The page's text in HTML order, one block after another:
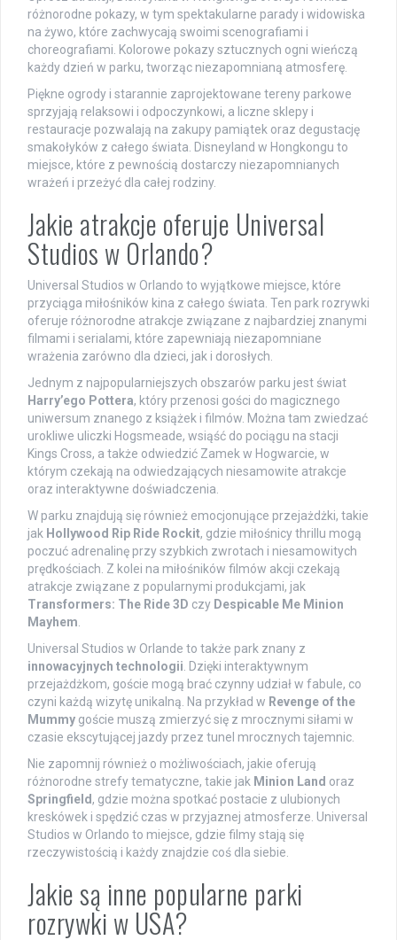
różnorodne pokazy, w tym spektakularne parady i widowiska
na żywo, które zachwycają swoimi scenografiami i
choreografiami. Kolorowe pokazy sztucznych ogni wieńczą
każdy dzień w parku, tworząc niezapomnianą atmosferę.
Piękne ogrody i starannie zaprojektowane tereny parkowe
sprzyjają relaksowi i odpoczynkowi, a liczne sklepy i
restauracje pozwalają na zakupy pamiątek oraz degustację
smakołyków z całego świata. Disneyland w Hongkongu to
miejsce, które z pewnością dostarczy niezapomnianych
wrażeń i przeżyć dla całej rodziny.
Jakie atrakcje oferuje Universal
Studios w Orlando?
Universal Studios w Orlando to wyjątkowe miejsce, które
przyciąga miłośników kina z całego świata. Ten park rozrywki
oferuje różnorodne atrakcje związane z najbardziej znanymi
filmami i serialami, które zapewniają niezapomniane
wrażenia zarówno dla dzieci, jak i dorosłych.
Jednym z najpopularniejszych obszarów parku jest świat
Harry’ego Pottera, który przenosi gości do magicznego
uniwersum znanego z książek i filmów. Można tam zwiedzać
urokliwe uliczki Hogsmeade, wsiąść do pociągu na stacji
Kings Cross, a także odwiedzić Zamek w Hogwarcie, w
którym czekają na odwiedzających niesamowite atrakcje
oraz interaktywne doświadczenia.
W parku znajdują się również emocjonujące przejażdżki, takie
jak Hollywood Rip Ride Rockit, gdzie miłośnicy thrillu mogą
poczuć adrenalinę przy szybkich zwrotach i niesamowitych
prędkościach. Z kolei na miłośników filmów akcji czekają
atrakcje związane z popularnymi produkcjami, jak
Transformers: The Ride 3D czy Despicable Me Minion
Mayhem
Universal Studios w Orlande to także park znany z
innowacyjnych technologii . Dzięki interaktywnym
przejażdżkom, goście mogą brać czynny udział w fabule, co
czyni każdą wizytę unikalną. Na przykład w Revenge of the
Mummy goście muszą zmierzyć się z mrocznymi siłami w
czasie ekscytującej jazdy przez tunel mrocznych tajemnic.
Nie zapomnij również o możliwościach, jakie oferują
różnorodne strefy tematyczne, takie jak Minion Land oraz
Springfield, gdzie można spotkać postacie z ulubionych
kreskówek i spędzić czas w przyjaznej atmosferze. Universal
Studios w Orlando to miejsce, gdzie filmy stają się
rzeczywistością i każdy znajdzie coś dla siebie.
Jakie są inne popularne parki
rozrywki w USA?